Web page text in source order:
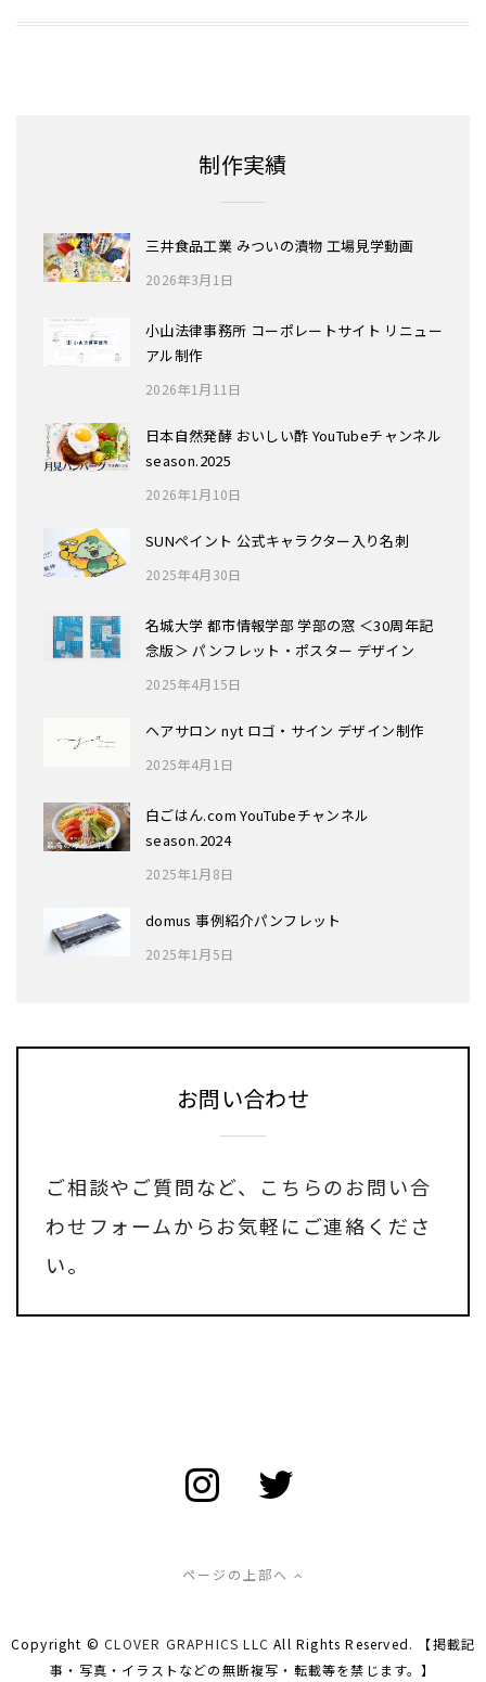
制作実績
三井食品工業 みついの漬物 工場見学動画
2026年3月1日
小山法律事務所 コーポレートサイト リニュー
アル制作
2026年1月11日
日本自然発酵 おいしい酢 YouTubeチャンネル
season.2025
2026年1月10日
SUNペイント 公式キャラクター入り名刺
2025年4月30日
名城大学 都市情報学部 学部の窓 ＜30周年記
念版＞ パンフレット・ポスター デザイン
2025年4月15日
ヘアサロン nyt ロゴ・サイン デザイン制作
2025年4月1日
白ごはん.com YouTubeチャンネル
season.2024
2025年1月8日
domus 事例紹介パンフレット
2025年1月5日
お問い合わせ
ご相談やご質問など、
こちらのお問い合
わせフォームからお気軽にご連絡くださ
い。
ページの上部へ
Copyright ©CLOVER GRAPHICS LLC All Rights Reserved. 【掲載記
事・写真・イラストなどの無断複写・転載等を禁じます。】